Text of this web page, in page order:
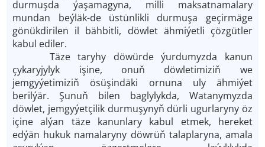
durmuşda ýaşamagyna, milli maksatnamalary
mundan beýläk-de üstünlikli durmuşa geçirmäge
gönükdirilen il bähbitli, döwlet ähmiýetli çözgütler
kabul ediler.
Täze taryhy döwürde ýurdumyzda kanun
çykaryjylyk işine, onuň döwletimiziň we
jemgyýetimiziň ösüşindäki ornuna uly ähmiýet
berilýär. Şunuň bilen baglylykda, Watanymyzda
döwlet, jemgyýetçilik durmuşynyň dürli ugurlaryny öz
içine alýan täze kanunlary kabul etmek, hereket
edýän hukuk namalaryny döwrüň talaplaryna, amala